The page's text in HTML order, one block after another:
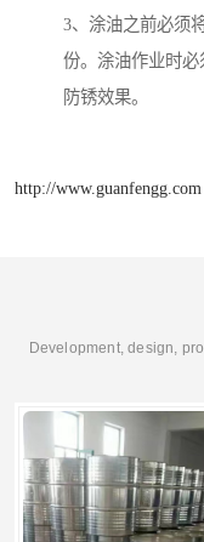
3、涂油之前必须
份。涂油作业时
防锈效果。
http://www.guanfengg.com
Development, design,